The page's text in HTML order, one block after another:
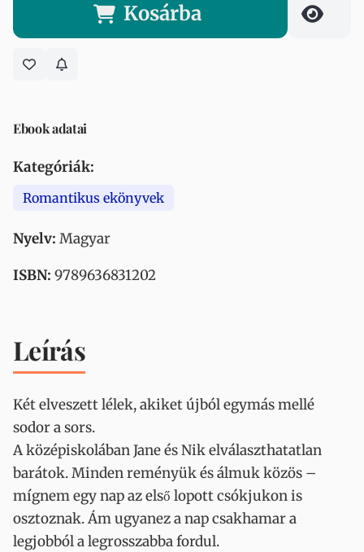
Kosárba
Ebook adatai
Kategóriák:
Romantikus ekönyvek
Nyelv: Magyar
ISBN: 9789636831202
Leírás
Két elveszett lélek, akiket újból egymás mellé
sodor a sors.
A középiskolában Jane és Nik elválaszthatatlan
barátok. Minden reményük és álmuk közös –
mígnem egy nap az első lopott csókjukon is
osztoznak. Ám ugyanez a nap csakhamar a
legjobból a legrosszabba fordul.